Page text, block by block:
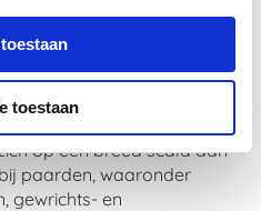
toestaan
adresseren
producten
op een breed scala aan
paarden, waaronder
gewrichts- en